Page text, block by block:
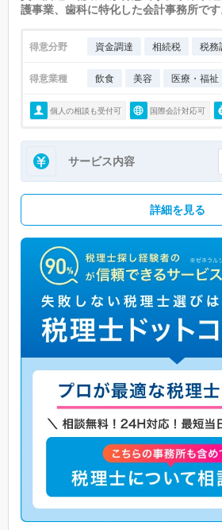
護事業、歯科に特化した会計事務所です
得意分野 資金調達 相続税 税務
得意業種 飲食 美容 医療・福祉
個人の相談も受付可 国際会計対応可
サービス内容
詳細を見る